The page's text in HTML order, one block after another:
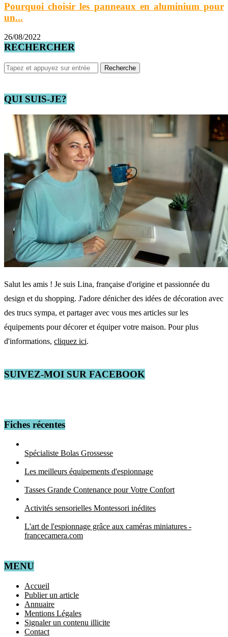
Pourquoi choisir les panneaux en aluminium pour
un...
26/08/2022
RECHERCHER
QUI SUIS-JE?
Salut les amis ! Je suis Lina, française d'origine et passionnée du
design et du shopping. J'adore dénicher des idées de décoration avec
des trucs sympa, et partager avec vous mes articles sur les
équipements pour décorer et équiper votre maison. Pour plus
d'informations, cliquez ici.
SUIVEZ-MOI SUR FACEBOOK
Fiches récentes
Spécialiste Bolas Grossesse
Les meilleurs équipements d'espionnage
Tasses Grande Contenance pour Votre Confort
Activités sensorielles Montessori inédites
L'art de l'espionnage grâce aux caméras miniatures -
francecamera.com
MENU
Accueil
Publier un article
Annuaire
Mentions Légales
Signaler un contenu illicite
Contact